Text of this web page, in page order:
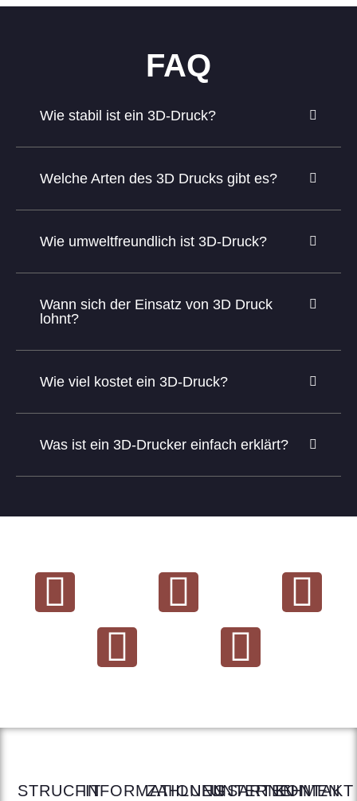
FAQ
Wie stabil ist ein 3D-Druck?
Welche Arten des 3D Drucks gibt es?
Wie umweltfreundlich ist 3D-Druck?
Wann sich der Einsatz von 3D Druck
lohnt?
Wie viel kostet ein 3D-Druck?
Was ist ein 3D-Drucker einfach erklärt?
STRUCFITINFORMATIONEN
ZAHLUNGSARTEN
UNTERNEHMEN
KONTAKT